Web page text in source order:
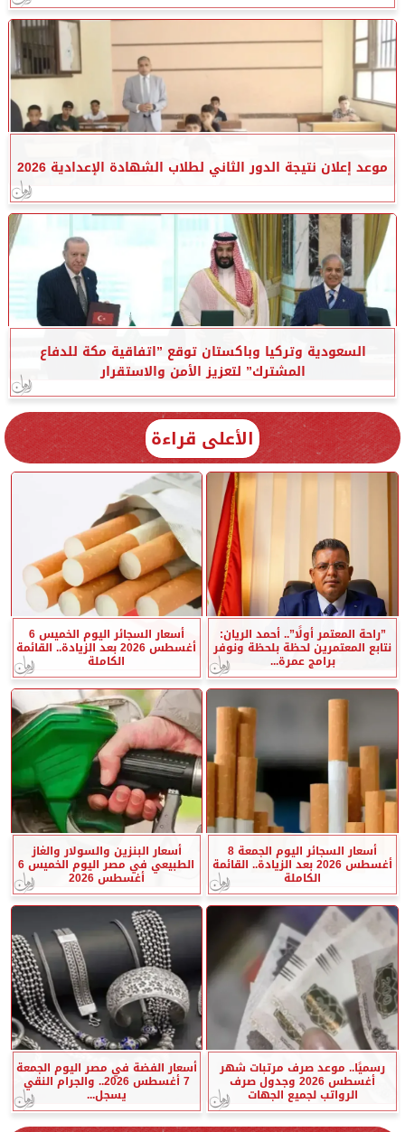
موعد إعلان نتيجة الدور الثاني لطلاب الشهادة الإعدادية 2026
السعودية وتركيا وباكستان توقع ”اتفاقية مكة للدفاع
المشترك” لتعزيز الأمن والاستقرار
الأعلى قراءة
”راحة المعتمر أولًا”.. أحمد الريان:
نتابع المعتمرين لحظة بلحظة ونوفر
برامج عمرة...
أسعار السجائر اليوم الخميس 6
أغسطس 2026 بعد الزيادة.. القائمة
الكاملة
أسعار السجائر اليوم الجمعة 8
أغسطس 2026 بعد الزيادة.. القائمة
الكاملة
أسعار البنزين والسولار والغاز
الطبيعي في مصر اليوم الخميس 6
أغسطس 2026
رسميًا.. موعد صرف مرتبات شهر
أغسطس 2026 وجدول صرف
الرواتب لجميع الجهات
أسعار الفضة في مصر اليوم الجمعة
7 أغسطس 2026.. والجرام النقي
يسجل...